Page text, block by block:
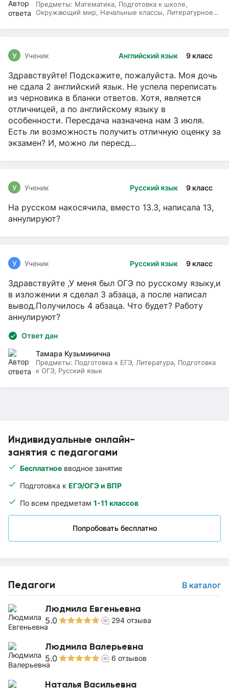
Индивидуальные онлайн-
занятия с педагогами
Бесплатное вводное занятие
Подготовка к ЕГЭ/ОГЭ и ВПР
По всем предметам 1-11 классов
Попробовать бесплатно
Педагоги В каталог
Людмила Евгеньевна
5.0 294 отзыва
Людмила Валерьевна
5.0 6 отзывов
Наталья Васильевна
Предметы: Математика, Подготовка к школе,
Окружающий мир, Начальные классы, Литературное
Английский язык 9 класс
У Ученик
Здравствуйте! Подскажите, пожалуйста. Моя дочь
не сдала 2 английский язык. Не успела переписать
из черновика в бланки ответов. Хотя, является
отличницей, а по английскому языку в
особенности. Пересдача назначена нам 3 июля.
Есть ли возможность получить отличную оценку за
экзамен? И, можно ли пересд...
Русский язык 9 класс
У Ученик
На русском накосячила, вместо 13.3, написала 13,
аннулируют?
Русский язык 9 класс
У Ученик
Здравствуйте ,У меня был ОГЭ по русскому языку,и
в изложении я сделал 3 абзаца, а после написал
вывод.Получилось 4 абзаца. Что будет? Работу
аннулируют?
Ответ дан
Тамара Кузьминична
Предметы: Подготовка к ЕГЭ, Литература, Подготовка
к ОГЭ, Русский язык